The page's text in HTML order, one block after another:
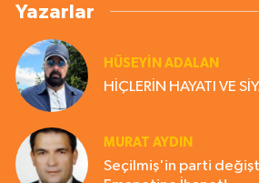
Yazarlar
HÜSEYIN ADALAN
HİÇLERİN HAYATI VE
MURAT AYDIN
Seçilmiş'in parti